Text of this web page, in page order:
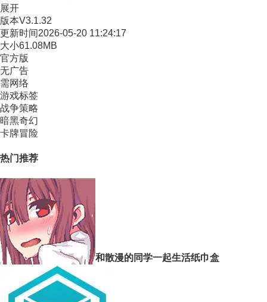
展开
版本V3.1.32
更新时间2026-05-20 11:24:17
大小61.08MB
官方版
无广告
需网络
游戏标签
战争策略
暗黑奇幻
卡牌冒险
热门推荐
和散漫的同学一起生活纸巾盒